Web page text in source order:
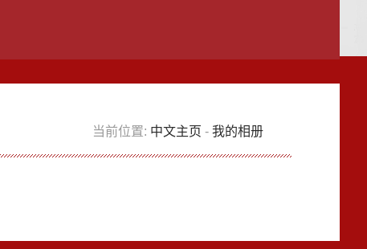
当前位置: 中文主页 -我的相册